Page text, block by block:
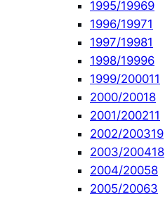
1995/19969
1996/19971
1997/19981
1998/19996
1999/200011
2000/20018
2001/200211
2002/200319
2003/200418
2004/20058
2005/20063